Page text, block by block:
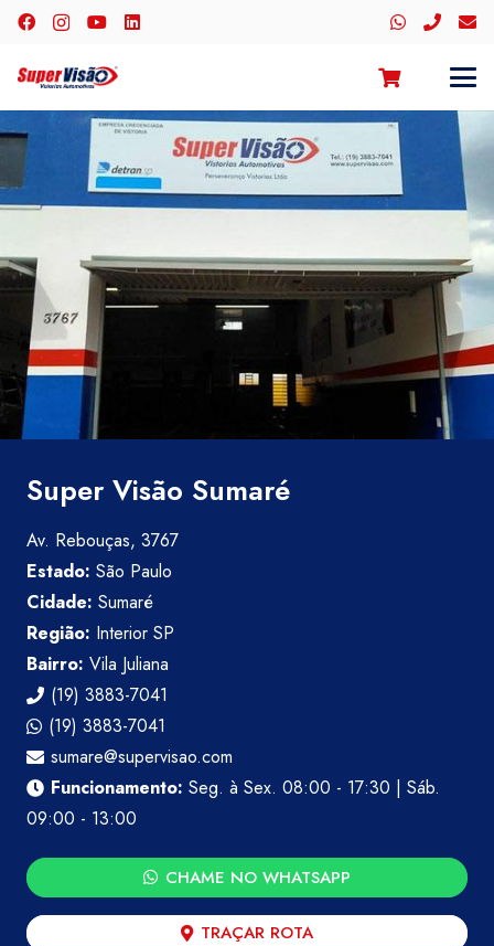
Super Visão Sumaré
Av. Rebouças, 3767
Estado: São Paulo
Cidade: Sumaré
Região: Interior SP
Bairro: Vila Juliana
(19) 3883-7041
(19) 3883-7041
sumare@supervisao.com
Funcionamento:Seg. à Sex. 08:00 - 17:30 | Sáb.
09:00 - 13:00
CHAME NO WHATSAPP
TRAÇAR ROTA